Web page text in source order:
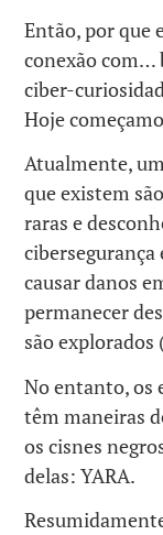
Então, por que
conexão com…
ciber-
Hoje
Atualmente,
que existem
raras e
causar danos
permanecer
são explorados
No entanto, os
têm maneiras
os cisnes
delas: YARA.